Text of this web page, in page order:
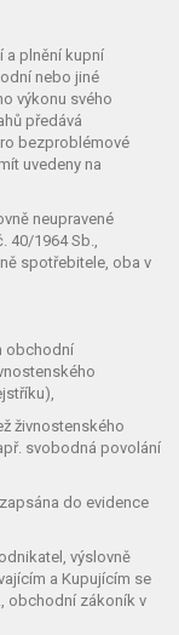
a plnění kupní
nebo jiné
výkonu svého
předává
bezproblémové
uvedeny na
neupravené
40/1964 Sb.,
spotřebitele, oba v
obchodní
živnostenského
svobodná povolání
do evidence
výslovně
a Kupujícím se
obchodní zákoník v